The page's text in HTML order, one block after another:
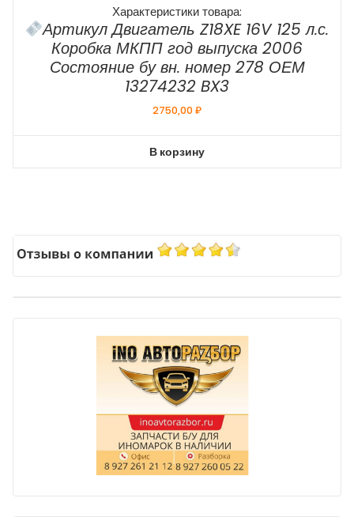
Характеристики товара:
Артикул Двигатель Z18XE 16V 125 л.с.
Коробка МКПП год выпуска 2006
Состояние бу вн. номер 278 ОЕМ
13274232 BX3
2750,00₽
В корзину